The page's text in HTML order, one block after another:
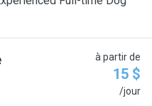
à partir de
15 $
/jour